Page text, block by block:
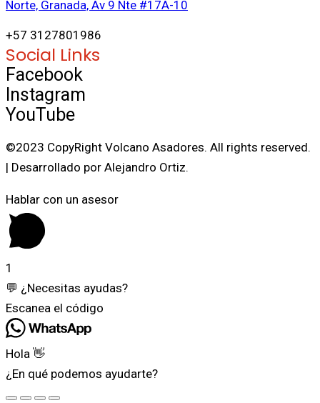
Norte, Granada, Av 9 Nte #17A-10
+57 3127801986
Social Links
Facebook
Instagram
YouTube
©2023 CopyRight Volcano Asadores. All rights reserved.
| Desarrollado por Alejandro Ortiz.
Hablar con un asesor
1
💬 ¿Necesitas ayudas?
Escanea el código
Hola 👋
¿En qué podemos ayudarte?